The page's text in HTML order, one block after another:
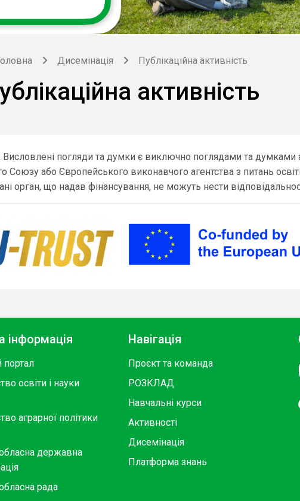
Дисемінація Публікаційна активність
активність
. Висловлені погляди та думки є виключно поглядами та думками
або Європейського виконавчого агентства з питань
орган, що надав фінансування, не можуть нести
інформація
портал
освіти і науки
аграрної політики
державна
рада
Навігація
Проєкт та команда
РОЗКЛАД
Навчальні курси
Активності
Дисемінація
Платформа знань